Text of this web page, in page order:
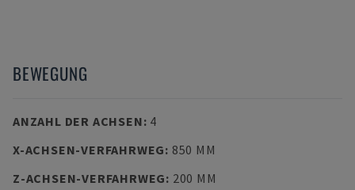
BEWEGUNG
ANZAHL DER ACHSEN: 4
X-ACHSEN-VERFAHRWEG: 850 MM
Z-ACHSEN-VERFAHRWEG: 200 MM